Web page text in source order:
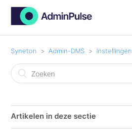
Syneton Admin-DMS Instellingen
Artikelen in deze sectie